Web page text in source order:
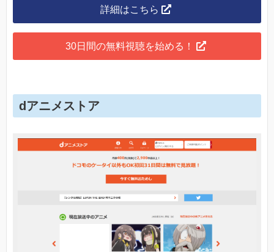
詳細はこちら
30日間の無料視聴を始める！
dアニメストア